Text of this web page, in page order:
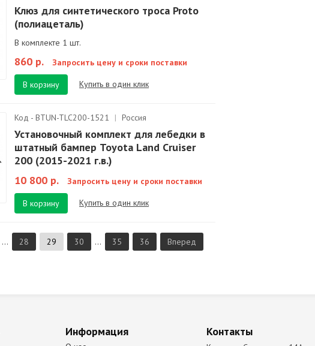
Клюз для синтетического троса Proto
(полиацеталь)
В комплекте 1 шт.
860 р. Запросить цену и сроки поставки
В корзину Купить в один клик
Код - BTUN-TLC200-1521 | Россия
Установочный комплект для лебедки в
штатный бампер Toyota Land Cruiser
200 (2015-2021 г.в.)
10 800 р.
Запросить цену и сроки поставки
В корзину Купить в один клик
... 28 29 30 ... 35 36
Вперед
Информация Контакты